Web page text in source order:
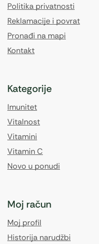
Politika privatnosti
Reklamacije i povrat
Pronađi na mapi
Kontakt
Kategorije
Imunitet
Vitalnost
Vitamini
Vitamin C
Novo u ponudi
Moj račun
Moj profil
Historija narudžbi